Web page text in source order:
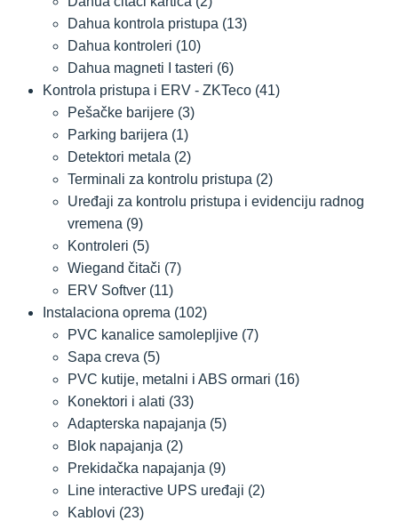
Dahua kontrola pristupa (13)
Dahua kontroleri (10)
Dahua magneti I tasteri (6)
Kontrola pristupa i ERV - ZKTeco (41)
Pešačke barijere (3)
Parking barijera (1)
Detektori metala (2)
Terminali za kontrolu pristupa (2)
Uređaji za kontrolu pristupa i evidenciju radnog
vremena (9)
Kontroleri (5)
Wiegand čitači (7)
ERV Softver (11)
Instalaciona oprema (102)
PVC kanalice samolepljive (7)
Sapa creva (5)
PVC kutije, metalni i ABS ormari (16)
Konektori i alati (33)
Adapterska napajanja (5)
Blok napajanja (2)
Prekidačka napajanja (9)
Line interactive UPS uređaji (2)
Kablovi (23)